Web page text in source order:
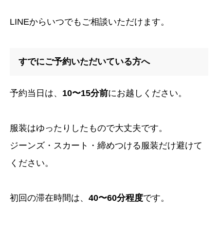
LINEからいつでもご相談いただけます。
すでにご予約いただいている方へ
予約当日は、 10〜15分前にお越しください。
服装はゆったりしたもので大丈夫です。
ジーンズ・スカート・締めつける服装だけ避けて
ください。
初回の滞在時間は、 40〜60分程度です。